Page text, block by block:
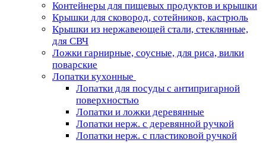
Контейнеры для пищевых продуктов и крышки
Крышки для сковород, сотейников, кастрюль
Крышки из нержавеющей стали, стеклянные,
для СВЧ
Ложки гарнирные, соусные, для риса, вилки
поварские
Лопатки кухонные
Лопатки для посуды с антипригарной
поверхностью
Лопатки и ложки деревянные
Лопатки нерж. с деревянной ручкой
Лопатки нерж. с пластиковой ручкой